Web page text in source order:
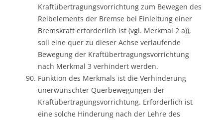
Kraftübertragungsvorrichtung zum Bewegen des
Reibelements der Bremse bei Einleitung einer
Bremskraft erforderlich ist (vgl. Merkmal 2 a)),
soll eine quer zu dieser Achse verlaufende
Bewegung der Kraftübertragungsvorrichtung
nach Merkmal 3 verhindert werden.
Funktion des Merkmals ist die Verhinderung
unerwünschter Querbewegungen der
Kraftübertragungsvorrichtung. Erforderlich ist
eine solche Hinderung nach der Lehre des